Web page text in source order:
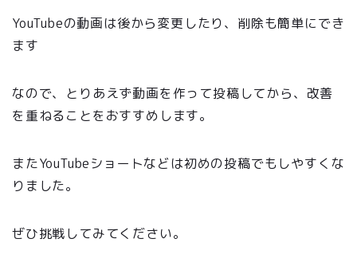
YouTubeの動画は後から変更したり、削除も簡単にでき
ます
なので、とりあえず動画を作って投稿してから、改善
を重ねることをおすすめします。
またYouTubeショートなどは初めの投稿でもしやすくな
りました。
ぜひ挑戦してみてください。